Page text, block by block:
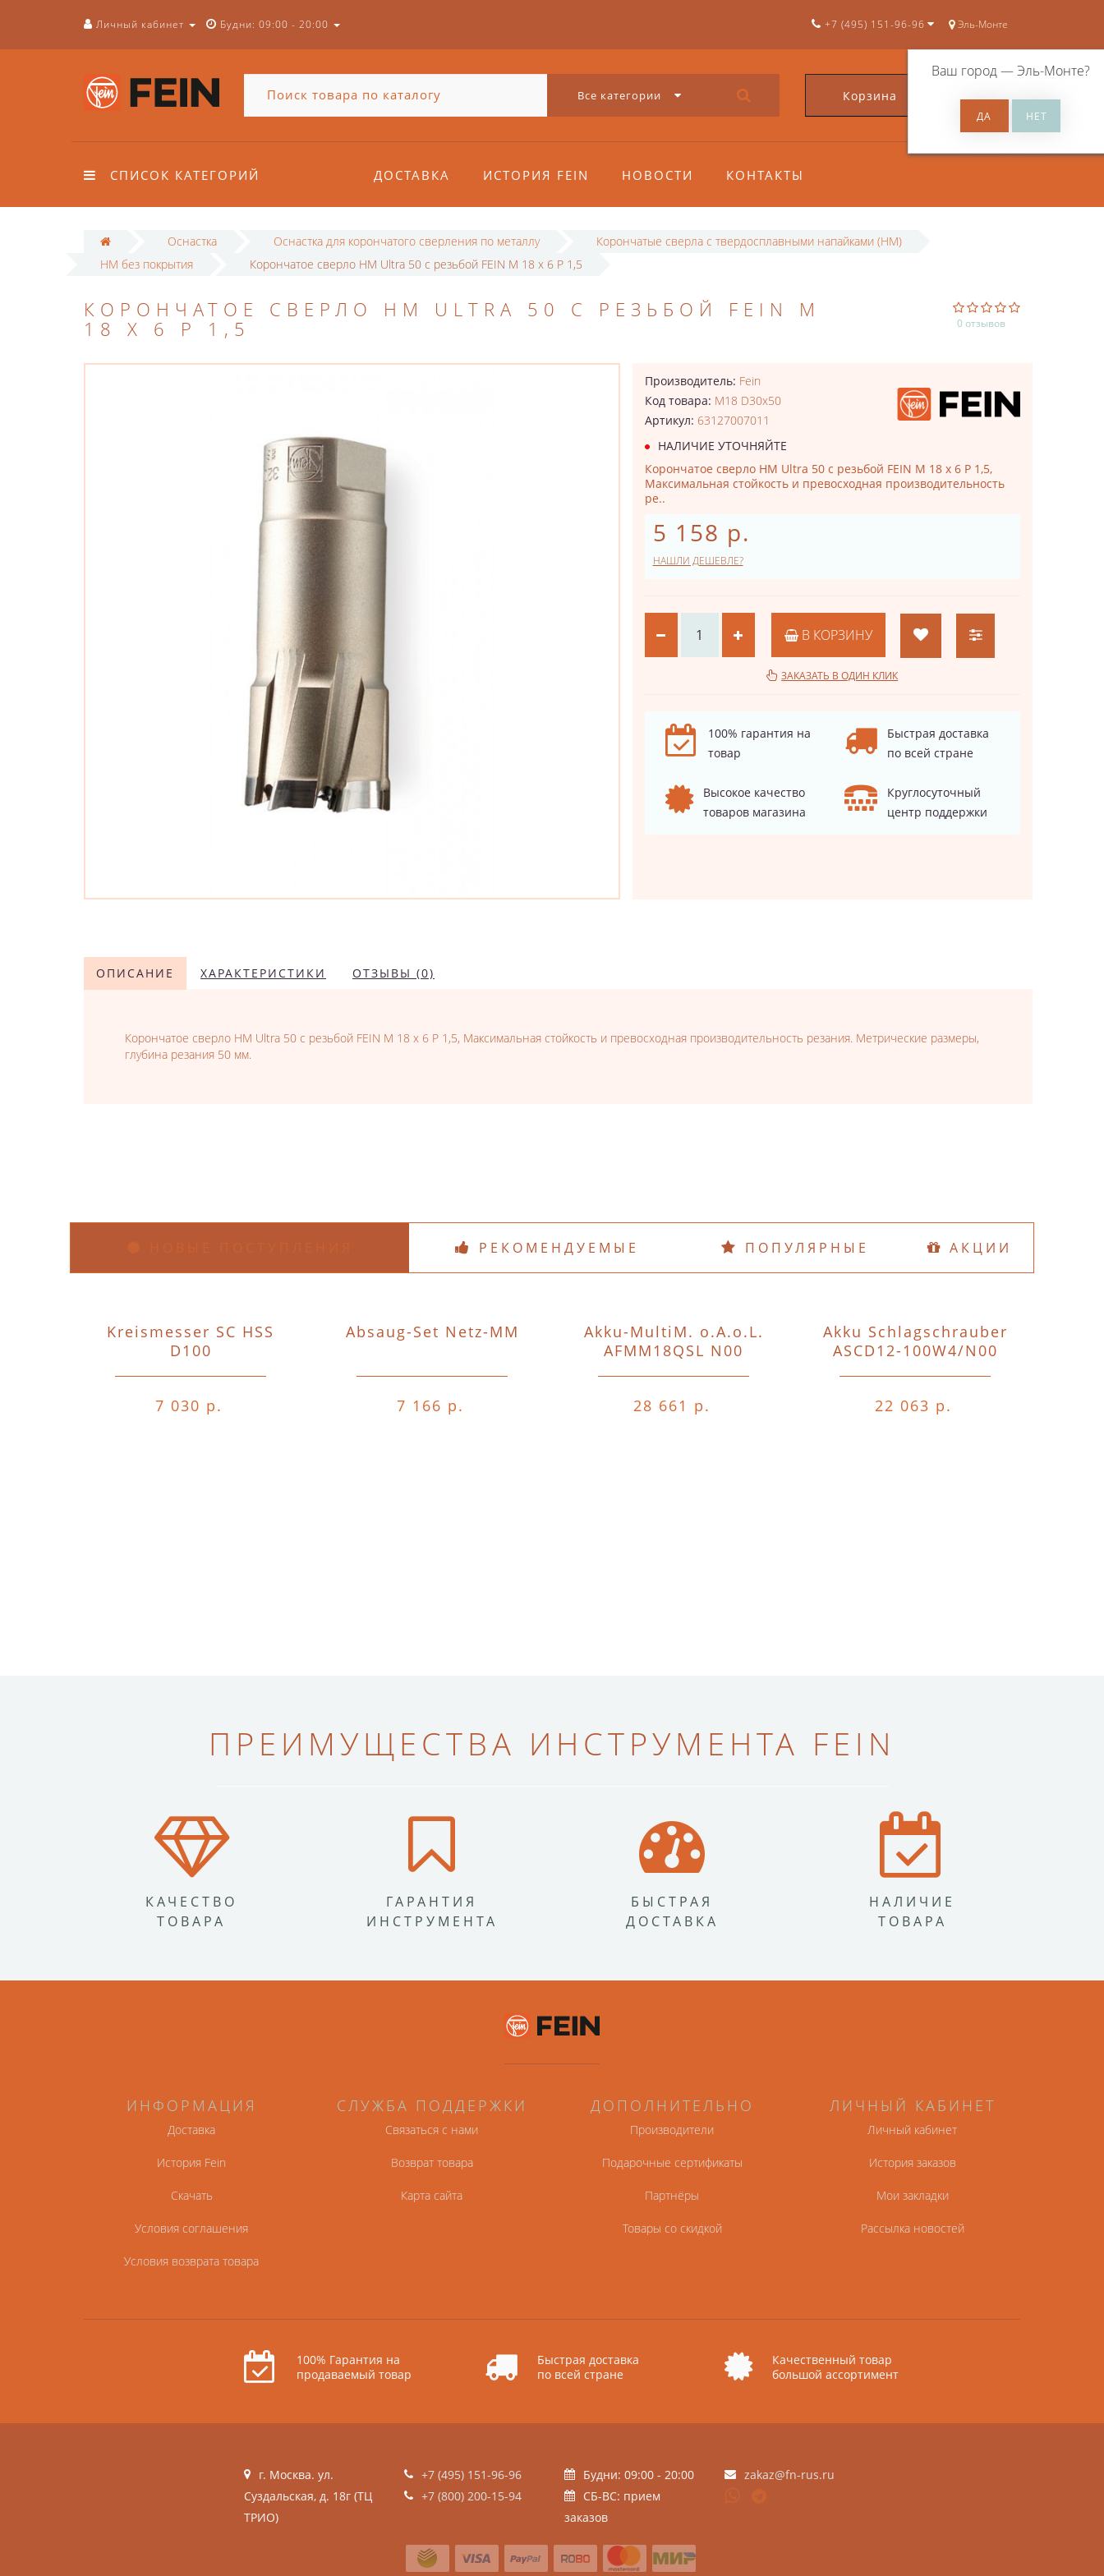
Личный кабинет Будни: 09:00 - 20:00 Эль-Монте
Ваш город —Эль-Монте?
+7 (495) 151-96-96
Все категории Корзина 0
СПИСОК КАТЕГОРИЙ ДОСТАВКА ИСТОРИЯ FEIN НОВОСТИ КОНТАКТЫ
Оснастка Оснастка для корончатого сверления по металлу
Корончатые сверла с твердосплавными напайками (HM)
HM без покрытия
Корончатое сверло HM Ultra 50 с резьбой FEIN M 18 x 6 P 1,5
КОРОНЧАТОЕ СВЕРЛО HM ULTRA 50 С РЕЗЬБОЙ FEIN M
18 X 6 P 1,5
0 отзывов
Производитель: Fein
Код товара: M18 D30x50
Артикул: 63127007011
НАЛИЧИЕ УТОЧНЯЙТЕ
Корончатое сверло HM Ultra 50 с резьбой FEIN M 18 x 6 P 1,5,
Максимальная стойкость и превосходная производительность
ре..
5 158 р.
НАШЛИ ДЕШЕВЛЕ?
В КОРЗИНУ
ЗАКАЗАТЬ В ОДИН КЛИК
100% гарантия на
товар
Быстрая доставка
по всей стране
Высокое качество
товаров магазина
Круглосуточный
центр поддержки
ОПИСАНИЕ ХАРАКТЕРИСТИКИ ОТЗЫВЫ (0)
Корончатое сверло HM Ultra 50 с резьбой FEIN M 18 x 6 P 1,5, Максимальная стойкость и превосходная производительность резания. Метрические размеры,
глубина резания 50 мм.
РЕКОМЕНДУЕМЫЕ ПОПУЛЯРНЫЕ АКЦИИ
Kreismesser SC HSS
D100
7 030 р.
Absaug-Set Netz-MM
7 166 р.
Akku-MultiM. o.A.o.L.
AFMM18QSL N00
28 661 р.
Akku Schlagschrauber
ASCD12-100W4/N00
22 063 р.
ПРЕИМУЩЕСТВА ИНСТРУМЕНТА FEIN
КАЧЕСТВО
ТОВАРА
ГАРАНТИЯ
ИНСТРУМЕНТА
БЫСТРАЯ
ДОСТАВКА
НАЛИЧИЕ
ТОВАРА
ИНФОРМАЦИЯ
Доставка
История Fein
Скачать
Условия соглашения
Условия возврата товара
СЛУЖБА ПОДДЕРЖКИ
Связаться с нами
Возврат товара
Карта сайта
ДОПОЛНИТЕЛЬНО
Производители
Подарочные сертификаты
Партнёры
Товары со скидкой
ЛИЧНЫЙ КАБИНЕТ
Личный кабинет
История заказов
Мои закладки
Рассылка новостей
100% Гарантия на
продаваемый товар
Быстрая доставка
по всей стране
Качественный товар
большой ассортимент
г. Москва. ул.
Суздальская, д. 18г (ТЦ
ТРИО)
+7 (495) 151-96-96
+7 (800) 200-15-94
Будни: 09:00 - 20:00
СБ-ВС: прием
заказов
zakaz@fn-rus.ru